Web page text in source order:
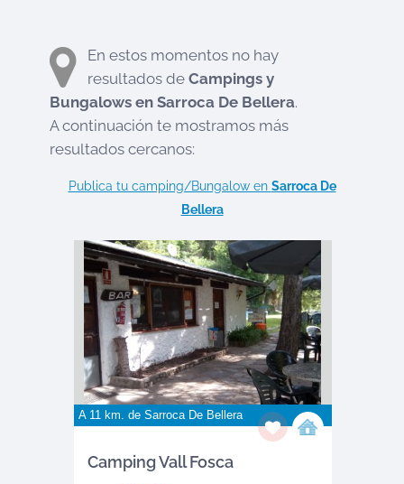
En estos momentos no hay
resultados de Campings y
Bungalows en Sarroca De Bellera.
A continuación te mostramos más
resultados cercanos:
Publica tu camping/Bungalow en Sarroca De
Bellera
A 11 km. de Sarroca De Bellera
Camping Vall Fosca